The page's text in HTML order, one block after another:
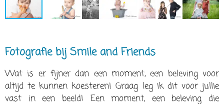
Fotografie bij Smile and Friends
Wat is er fijner dan een moment, een beleving voor
altijd te kunnen koesteren! Graag leg ik dit voor jullie
vast in een beeld! Een moment, een beleving die